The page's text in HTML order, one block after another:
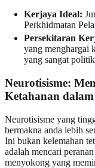
Kerjaya Ideal:
Perkhidmatan
Persekitaran
yang menghargai
yang sangat
Neurotisisme:
Ketahanan
Neurotisisme yang
bermakna anda lebih
Ini bukan kelemahan
adalah mencari
menyokong yang